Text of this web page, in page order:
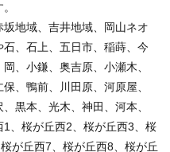
地域、吉井地域、岡山ネオ
、石上、五日市、稲蒔、今
、小鎌、奥吉原、小瀬木、
、鴨前、川田原、河原屋、
黒本、光木、神田、河本、
、桜が丘西2、桜が丘西3、桜
が丘西7、桜が丘西8、桜が丘